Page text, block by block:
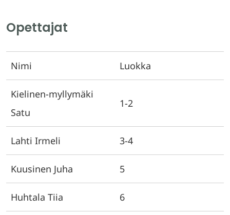
Opettajat
Nimi Luokka
Kielinen-myllymäki
Satu
1-2
Lahti Irmeli 3-4
Kuusinen Juha 5
Huhtala Tiia 6